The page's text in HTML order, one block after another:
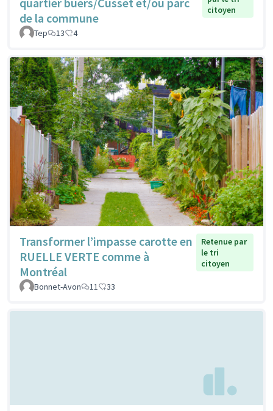
de la commune
citoyen
Tep 13 4
Transformer l’impasse carotte en
RUELLE VERTE comme à
Montréal
Retenue par
le tri
citoyen
Bonnet-Avon 11 33